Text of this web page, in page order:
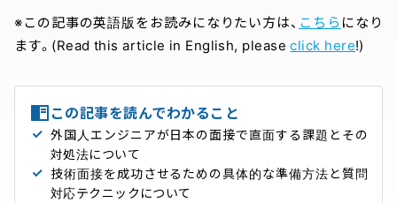
※この記事の英語版をお読みになりたい方は、 こちら になり
ます。(Read this article in English, pleaseclick here!)
この記事を読んでわかること
外国人エンジニアが日本の面接で直面する課題とその
対処法について
技術面接を成功させるための具体的な準備方法と質問
対応テクニックについて